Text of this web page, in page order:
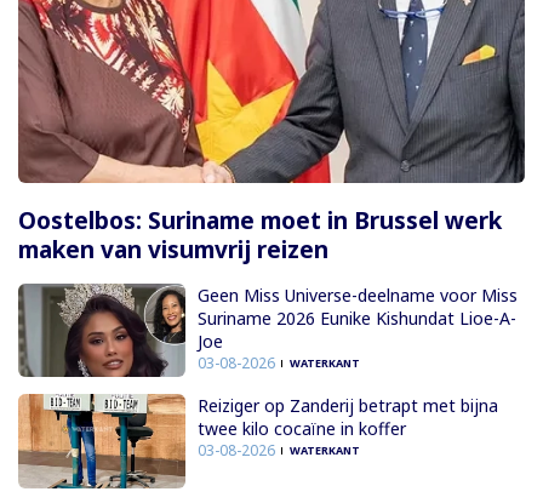
Oostelbos: Suriname moet in Brussel werk
maken van visumvrij reizen
Geen Miss Universe-deelname voor Miss
Suriname 2026 Eunike Kishundat Lioe-A-
Joe
03-08-2026 WATERKANT
Reiziger op Zanderij betrapt met bijna
twee kilo cocaïne in koffer
03-08-2026 WATERKANT